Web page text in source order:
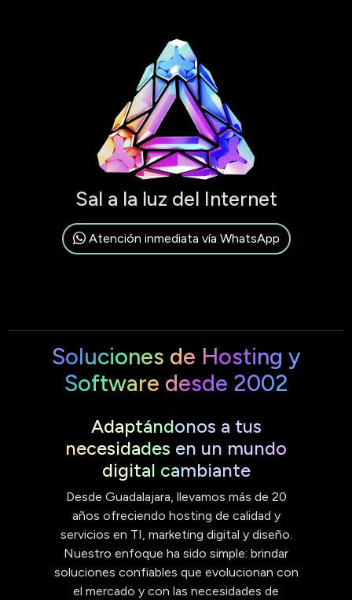
Sal a la luz del Internet
Atención inmediata vía WhatsApp
Soluciones de Hosting y
Software desde 2002
Adaptándonos a tus
necesidades en un mundo
digital cambiante
Desde Guadalajara, llevamos más de 20
años ofreciendo hosting de calidad y
servicios en TI, marketing digital y diseño.
Nuestro enfoque ha sido simple: brindar
soluciones confiables que evolucionan con
el mercado y con las necesidades de